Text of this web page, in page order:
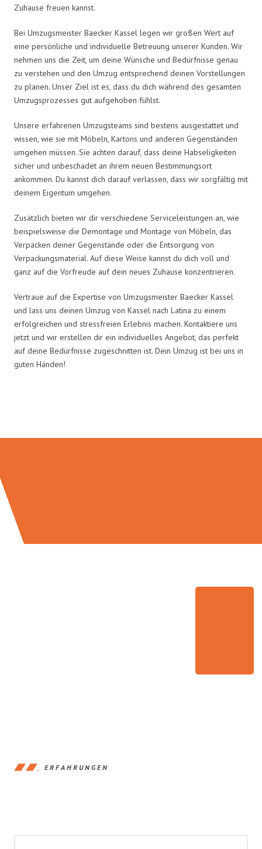
Zuhause freuen kannst.
Bei Umzugsmeister Baecker Kassel legen wir großen Wert auf
eine persönliche und individuelle Betreuung unserer Kunden. Wir
nehmen uns die Zeit, um deine Wünsche und Bedürfnisse genau
zu verstehen und den Umzug entsprechend deinen Vorstellungen
zu planen. Unser Ziel ist es, dass du dich während des gesamten
Umzugsprozesses gut aufgehoben fühlst.
Unsere erfahrenen Umzugsteams sind bestens ausgestattet und
wissen, wie sie mit Möbeln, Kartons und anderen Gegenständen
umgehen müssen. Sie achten darauf, dass deine Habseligkeiten
sicher und unbeschadet an ihrem neuen Bestimmungsort
ankommen. Du kannst dich darauf verlassen, dass wir sorgfältig mit
deinem Eigentum umgehen.
Zusätzlich bieten wir dir verschiedene Serviceleistungen an, wie
beispielsweise die Demontage und Montage von Möbeln, das
Verpacken deiner Gegenstände oder die Entsorgung von
Verpackungsmaterial. Auf diese Weise kannst du dich voll und
ganz auf die Vorfreude auf dein neues Zuhause konzentrieren.
Vertraue auf die Expertise von Umzugsmeister Baecker Kassel
und lass uns deinen Umzug von Kassel nach Latina zu einem
erfolgreichen und stressfreien Erlebnis machen. Kontaktiere uns
jetzt und wir erstellen dir ein individuelles Angebot, das perfekt
auf deine Bedürfnisse zugeschnitten ist. Dein Umzug ist bei uns in
guten Händen!
ERFAHRUNGEN